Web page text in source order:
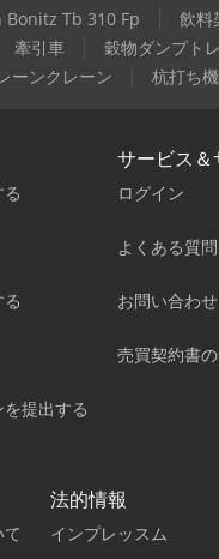
Bonitz Tb 310 Fp
飲料
牽引車
穀物ダンプト
ーンクレーン
杭打ち機
提出する
サービス＆
ログイン
よくある質
お問い合わせ
売買契約書
法的情報
インプレッスム